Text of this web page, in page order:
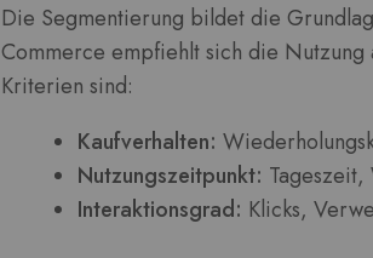
Die Segmentierung bildet die
Commerce empfiehlt sich die Nutzung
Kriterien sind:
Kaufverhalten:
Nutzungszeitpunkt: Tageszeit,
Interaktionsgrad: Klicks,